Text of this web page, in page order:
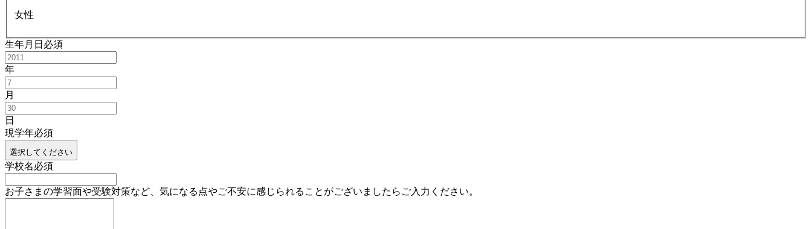
女性
生年月日 必須
年
月
日
現学年必須
選択してください
学校名必須
お子さまの学習面や受験対策など、気になる点やご不安に感じられることがございましたらご入力ください。